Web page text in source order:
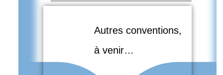
Autres conventions,
à venir…